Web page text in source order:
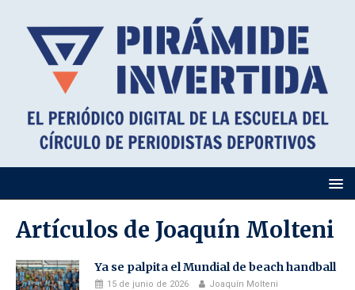
Artículos de Joaquín Molteni
Ya se palpita el Mundial de beach handball
15 de junio de 2026 Joaquín Molteni